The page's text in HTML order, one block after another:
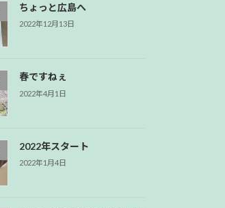
ちょっと広島へ
2022年12月13日
春ですねぇ
2022年4月1日
2022年スタート
2022年1月4日